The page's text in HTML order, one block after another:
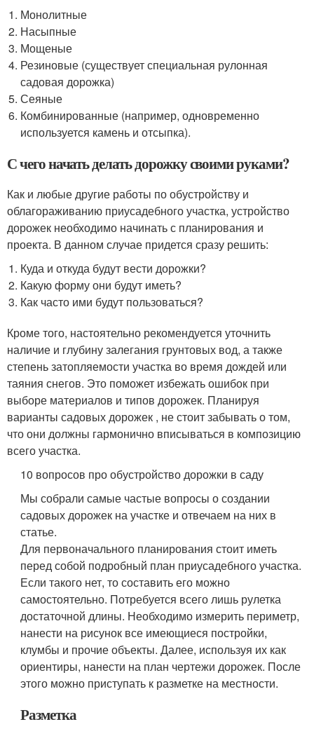
Монолитные
Насыпные
Мощеные
Резиновые (существует специальная рулонная
садовая дорожка)
Сеяные
Комбинированные (например, одновременно
используется камень и отсыпка).
С чего начать делать дорожку своими руками?
Как и любые другие работы по обустройству и
облагораживанию приусадебного участка, устройство
дорожек необходимо начинать с планирования и
проекта. В данном случае придется сразу решить:
Куда и откуда будут вести дорожки?
Какую форму они будут иметь?
Как часто ими будут пользоваться?
Кроме того, настоятельно рекомендуется уточнить
наличие и глубину залегания грунтовых вод, а также
степень затопляемости участка во время дождей или
таяния снегов. Это поможет избежать ошибок при
выборе материалов и типов дорожек. Планируя
варианты садовых дорожек , не стоит забывать о том,
что они должны гармонично вписываться в композицию
всего участка.
10 вопросов про обустройство дорожки в саду
Мы собрали самые частые вопросы о создании
садовых дорожек на участке и отвечаем на них в
статье.
Для первоначального планирования стоит иметь
перед собой подробный план приусадебного участка.
Если такого нет, то составить его можно
самостоятельно. Потребуется всего лишь рулетка
достаточной длины. Необходимо измерить периметр,
нанести на рисунок все имеющиеся постройки,
клумбы и прочие объекты. Далее, используя их как
ориентиры, нанести на план чертежи дорожек. После
этого можно приступать к разметке на местности.
Разметка